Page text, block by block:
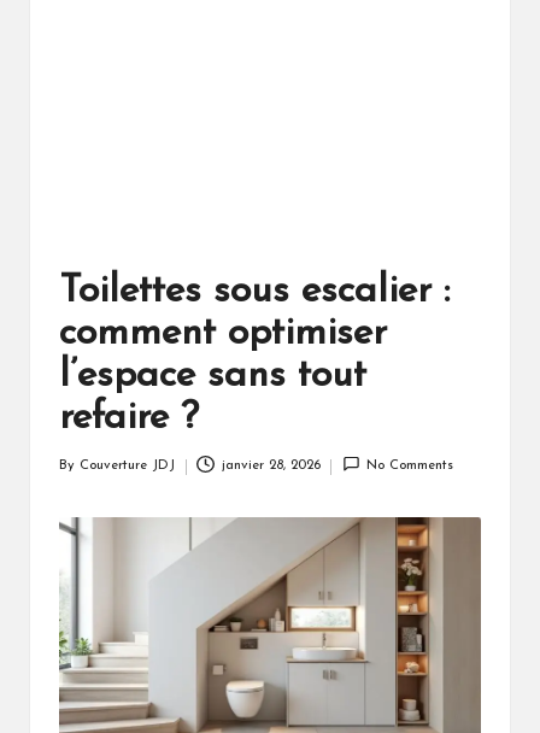
Toilettes sous escalier :
comment optimiser
l’espace sans tout
refaire ?
By Couverture JDJ janvier 28, 2026 No Comments